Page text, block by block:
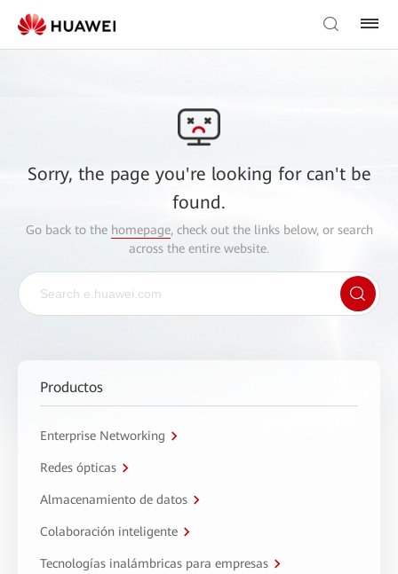
Sorry, the page you're looking for can't be
found.
Go back to the homepage, check out the links below, or search
across the entire website.
Productos
Enterprise Networking
Redes ópticas
Almacenamiento de datos
Colaboración inteligente
Tecnologías inalámbricas para empresas